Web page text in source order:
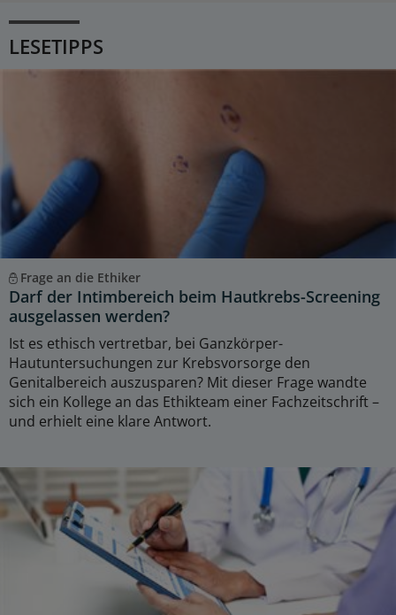
LESETIPPS
Frage an die Ethiker
Darf der Intimbereich beim Hautkrebs-Screening
ausgelassen werden?
Ist es ethisch vertretbar, bei Ganzkörper-
Hautuntersuchungen zur Krebsvorsorge den
Genitalbereich auszusparen? Mit dieser Frage wandte
sich ein Kollege an das Ethikteam einer Fachzeitschrift –
und erhielt eine klare Antwort.